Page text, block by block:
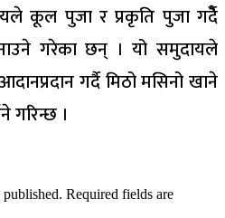
कूल पुजा र प्रकृति पुजा गर्दैे
गरेका छन् । यो समुदायले
गर्दै मिठो मसिनो खाने
गरिन्छ ।
Required fields are